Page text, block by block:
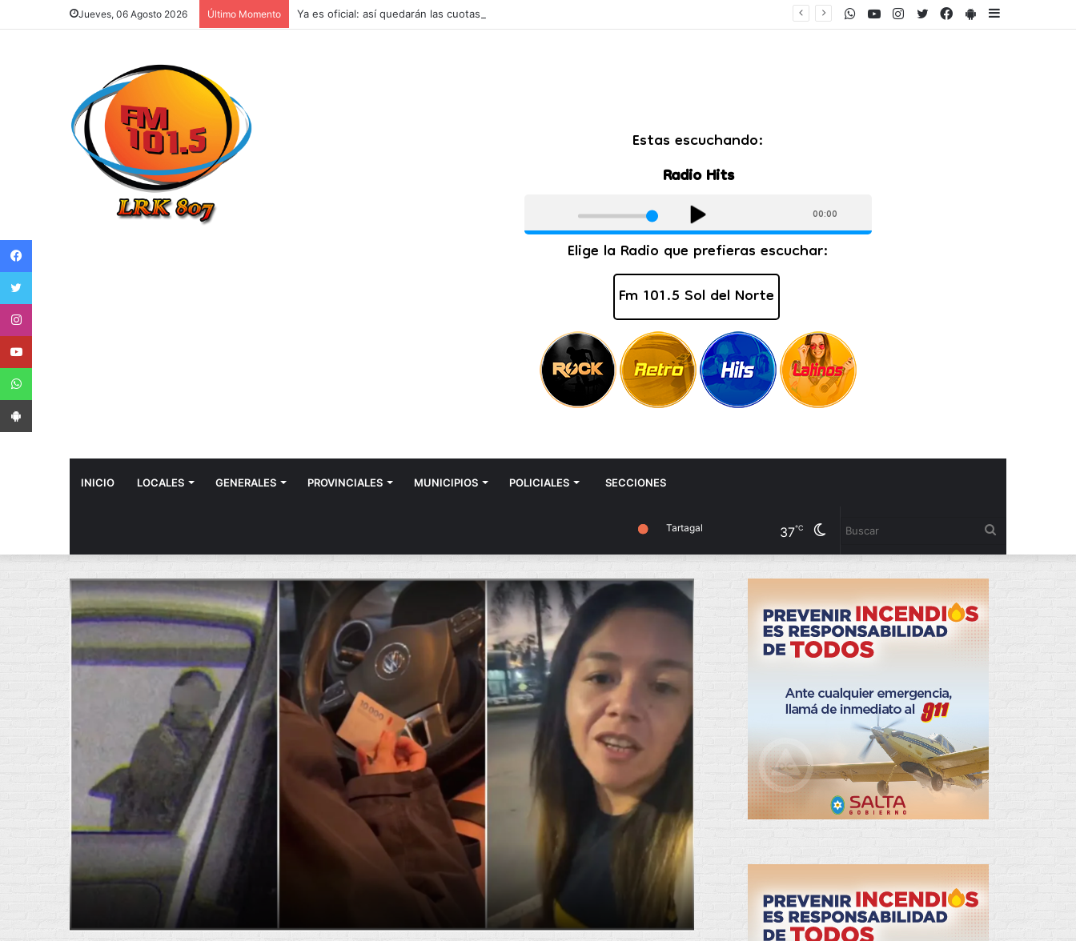
Jueves, 06 Agosto 2026 Último Momento Ya es oficial: así quedarán las cuotas de los colegios privados de Salta tras un aumento PlayStore
Facebook
Twitter
Instagram
Youtube
WhatsApp
INICIO LOCALES GENERALES PROVINCIALES MUNICIPIOS POLICIALES SECCIONES
Cambiar
modo
Tartagal 37℃